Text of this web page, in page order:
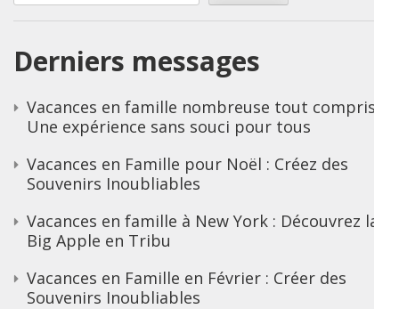
Derniers messages
Vacances en famille nombreuse tout compris :
Une expérience sans souci pour tous
Vacances en Famille pour Noël : Créez des
Souvenirs Inoubliables
Vacances en famille à New York : Découvrez la
Big Apple en Tribu
Vacances en Famille en Février : Créer des
Souvenirs Inoubliables